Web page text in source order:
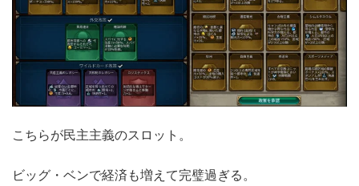
こちらが民主主義のスロット。
ビッグ・ベンで経済も増えて完璧過ぎる。